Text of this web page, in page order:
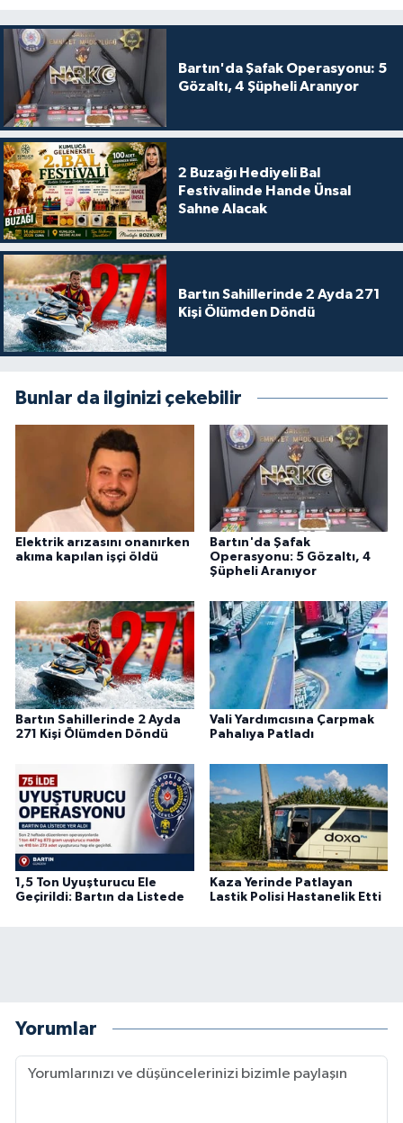
Bartın'da Şafak Operasyonu: 5
Gözaltı, 4 Şüpheli Aranıyor
2 Buzağı Hediyeli Bal
Festivalinde Hande Ünsal
Sahne Alacak
Bartın Sahillerinde 2 Ayda 271
Kişi Ölümden Döndü
Bunlar da ilginizi çekebilir
Elektrik arızasını onanırken
akıma kapılan işçi öldü
Bartın'da Şafak
Operasyonu: 5 Gözaltı, 4
Şüpheli Aranıyor
Bartın Sahillerinde 2 Ayda
271 Kişi Ölümden Döndü
Vali Yardımcısına Çarpmak
Pahalıya Patladı
1,5 Ton Uyuşturucu Ele
Geçirildi: Bartın da Listede
Kaza Yerinde Patlayan
Lastik Polisi Hastanelik Etti
Yorumlar